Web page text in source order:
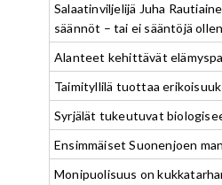
Salaatinviljelijä Juha
säännöt – tai ei sääntöjä
Alanteet kehittävät
Taimityllilä tuottaa
Syrjälät tukeutuvat
Ensimmäiset Suonenjoen
Monipuolisuus on